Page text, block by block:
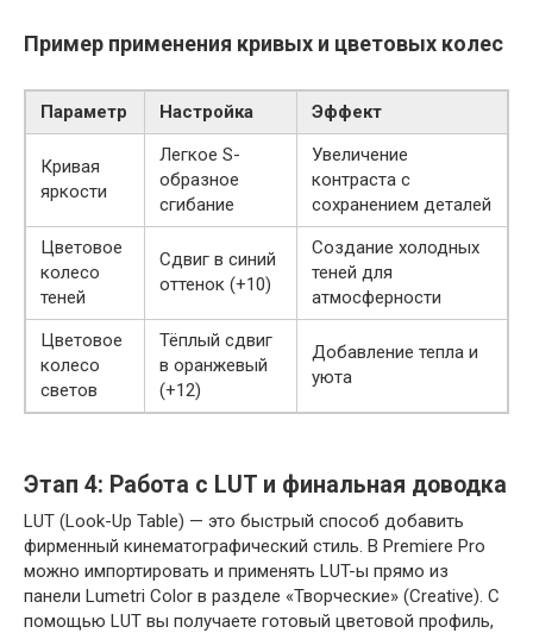
Пример применения кривых и цветовых колес
Параметр Настройка Эффект
Кривая
яркости
Легкое S-
образное
сгибание
Увеличение
контраста с
сохранением деталей
Цветовое
колесо
теней
Сдвиг в синий
оттенок (+10)
Создание холодных
теней для
атмосферности
Цветовое
колесо
светов
Тёплый сдвиг
в оранжевый
(+12)
Добавление тепла и
уюта
Этап 4: Работа с LUT и финальная доводка
LUT (Look-Up Table) — это быстрый способ добавить
фирменный кинематографический стиль. В Premiere Pro
можно импортировать и применять LUT-ы прямо из
панели Lumetri Color в разделе «Творческие» (Creative). С
помощью LUT вы получаете готовый цветовой профиль,